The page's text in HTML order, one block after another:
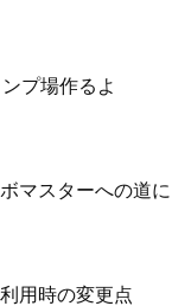
プ場作るよ
マスターへの道に
用時の変更点